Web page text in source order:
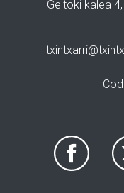
Geltoki kalea